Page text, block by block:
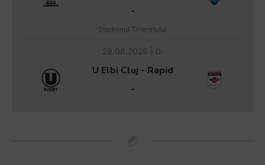
-
Stadionul Tineretului
29.08.2026 | 0:
U Elbi Cluj - Rapid
-